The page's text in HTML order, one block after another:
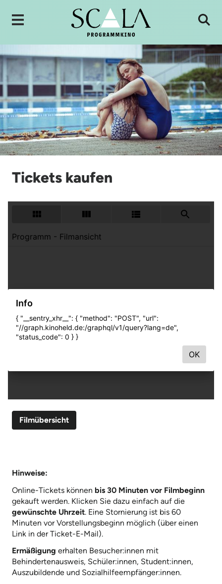
Tickets kaufen
Filmübersicht
Hinweise:
Online-Tickets können bis 30 Minuten vor Filmbeginn
gekauft werden. Klicken Sie dazu einfach auf die
gewünschte Uhrzeit. Eine Stornierung ist bis 60
Minuten vor Vorstellungsbeginn möglich (über einen
Link in der Ticket-E-Mail).
Ermäßigung erhalten Besucher:innen mit
Behindertenausweis, Schüler:innen, Student:innen,
Auszubildende und Sozialhilfeempfänger:innen.